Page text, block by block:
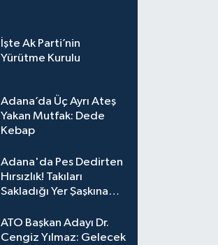
İşte Ak Parti’nin
Yürütme Kurulu
Adana’da Üç Ayrı Ateş
Yakan Mutfak: Dede
Kebap
Adana'da Pes Dedirten
Hırsızlık! Takıları
Sakladığı Yer Şaşkına
ATO Başkan Adayı Dr.
Cengiz Yılmaz: Gelecek